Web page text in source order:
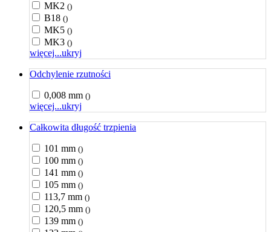
MK2 ()
B18 ()
MK5 ()
MK3 ()
więcej...ukryj
Odchylenie rzutności
0,008 mm ()
więcej...ukryj
Całkowita długość trzpienia
101 mm ()
100 mm ()
141 mm ()
105 mm ()
113,7 mm ()
120,5 mm ()
139 mm ()